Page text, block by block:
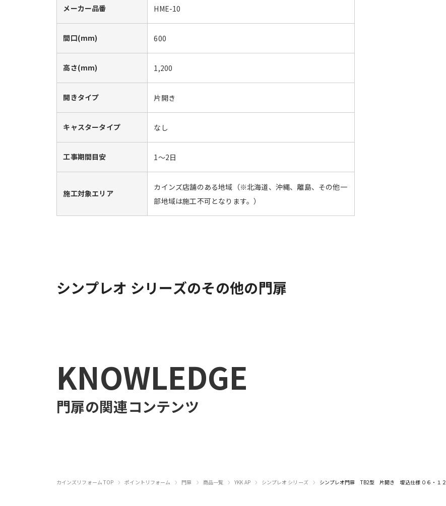
メーカー品番 HME-10
間口(mm) 600
高さ(mm) 1,200
開きタイプ 片開き
キャスタータイプ なし
工事期間目安 1～2日
施工対象エリア
カインズ店舗のある地域（※北海道、沖縄、離島、その他一
部地域は施工不可となります。）
シンプレオ シリーズのその他の門扉
KNOWLEDGE
門扉の関連コンテンツ
カインズリフォーム TOP › ポイントリフォーム › 門扉 › 商品一覧 › YKK AP › シンプレオ シリーズ › シンプレオ門扉 TB2型 片開き 埋込仕様 ０６・１２